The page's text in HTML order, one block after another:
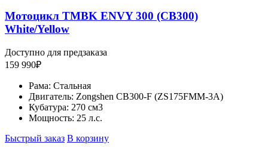
Мотоцикл TMBK ENVY 300 (CB300)
White/Yellow
Доступно для предзаказа
159 990₽
Рама: Стальная
Двигатель: Zongshen CB300-F (ZS175FMM-3A)
Кубатура: 270 см3
Мощность: 25 л.с.
Быстрый заказ В корзину